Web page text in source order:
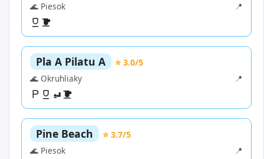
🌊 Piesok
📍
Pla A Pilatu A
⭐ 3.0/5
🌊 Okruhliaky
📍
Pine Beach
⭐ 3.7/5
🌊 Piesok
📍